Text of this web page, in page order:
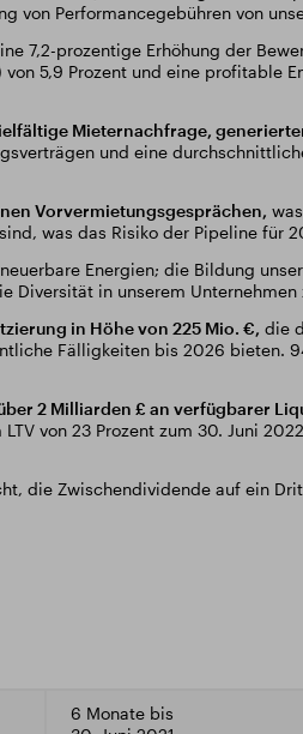
von Performancegebühren von
7,2-prozentige Erhöhung der
5,9 Prozent und eine profitable
Mieternachfrage,
und eine
Vorvermietungsgesprächen,
was das Risiko der Pipeline für
Energien; die Bildung
Diversität in unserem Unternehmen
in Höhe von 225 Mio. €, die
Fälligkeiten bis 2026 bieten.
2 Milliarden £ an verfügbarer
von 23 Prozent zum 30. Juni
die Zwischendividende auf ein
6 Monate bis